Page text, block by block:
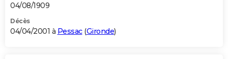
04/08/1909
Décès
04/04/2001 à Pessac(Gironde)